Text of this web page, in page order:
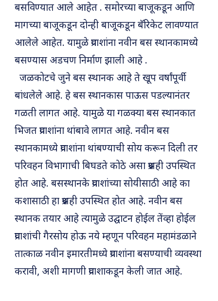
बसविण्यात आले आहेत . समोरच्या बाजूकडून आणि
मागच्या बाजूकडून दोन्ही बाजूकडून बॅरिकेट लावण्यात
आलेले आहेत. यामुळे प्रवाशांना नवीन बस स्थानकामध्ये
बसण्यास अडचण निर्माण झाली आहे .
जळकोटचे जुने बस स्थानक आहे ते खूप वर्षांपूर्वी
बांधलेले आहे. हे बस स्थानकास पाऊस पडल्यानंतर
गळती लागत आहे. यामुळे या गळक्या बस स्थानकात
भिजत प्रवाशांना थांबावे लागत आहे. नवीन बस
स्थानकामध्ये प्रवाशांना थांबण्याची सोय करून दिली तर
परिवहन विभागाची बिघडते कोठे असा प्रश्नही उपस्थित
होत आहे. बसस्थानके प्रवाशांच्या सोयीसाठी आहे का
कशासाठी हा प्रश्नही उपस्थित होत आहे. नवीन बस
स्थानक तयार आहे त्यामुळे उद्घाटन होईल तेंव्हा होईल
प्रवाशांची गैरसोय होऊ नये म्हणून परिवहन महामंडळाने
तात्काळ नवीन इमारतीमध्ये प्रवाशांना बसण्याची व्यवस्था
करावी, अशी मागणी प्रवाशाकडून केली जात आहे.